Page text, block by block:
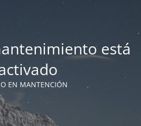
está
EN MANTENCIÓN